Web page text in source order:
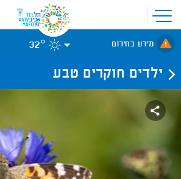
פתיחת
תפריט
אתר
לאתר עיריית
תל-אביב
מידע בחירום 32°
ילדים חוקרים טבע